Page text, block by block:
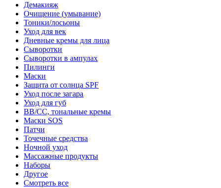
Демакияж
Очищение (умывание)
Тоники/лосьоны
Уход для век
Дневные кремы для лица
Сыворотки
Сыворотки в ампулах
Пилинги
Маски
Защита от солнца SPF
Уход после загара
Уход для губ
BB/CC, тональные кремы
Маски SOS
Патчи
Точечные средства
Ночной уход
Массажные продукты
Наборы
Другое
Смотреть все